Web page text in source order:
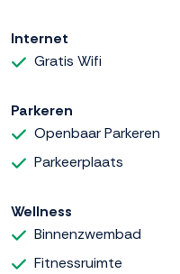
Internet
Gratis Wifi
Parkeren
Openbaar Parkeren
Parkeerplaats
Wellness
Binnenzwembad
Fitnessruimte